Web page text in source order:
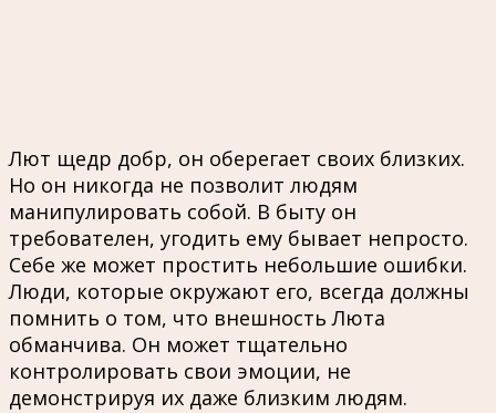
Лют щедр добр, он оберегает своих близких.
Но он никогда не позволит людям
манипулировать собой. В быту он
требователен, угодить ему бывает непросто.
Себе же может простить небольшие ошибки.
Люди, которые окружают его, всегда должны
помнить о том, что внешность Люта
обманчива. Он может тщательно
контролировать свои эмоции, не
демонстрируя их даже близким людям.